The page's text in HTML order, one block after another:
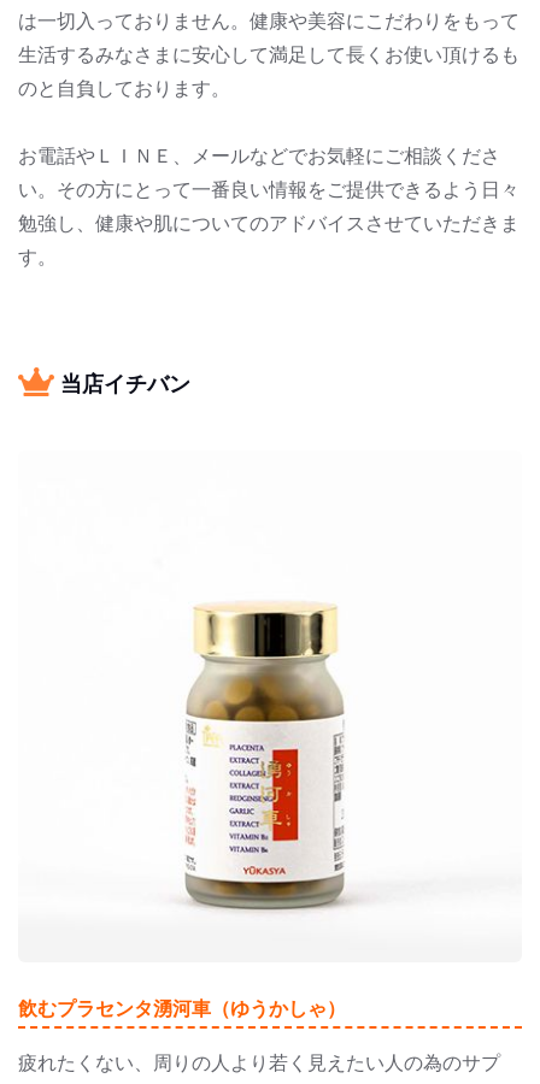
は一切入っておりません。健康や美容にこだわりをもって
生活するみなさまに安心して満足して長くお使い頂けるも
のと自負しております。
お電話やＬＩＮＥ、メールなどでお気軽にご相談くださ
い。その方にとって一番良い情報をご提供できるよう日々
勉強し、健康や肌についてのアドバイスさせていただきま
す。
当店イチバン
飲むプラセンタ湧河車（ゆうかしゃ）
疲れたくない、周りの人より若く見えたい人の為のサプ